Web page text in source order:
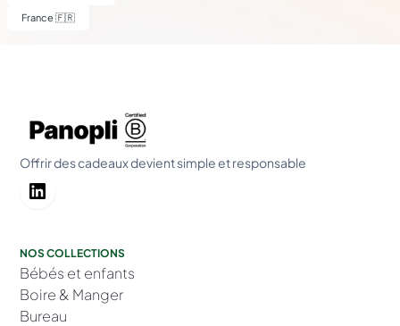
France 🇫🇷
Offrir des cadeaux devient simple et responsable
NOS COLLECTIONS
Bébés et enfants
Boire & Manger
Bureau